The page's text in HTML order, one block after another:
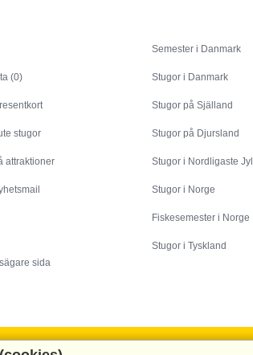
(0)
stugor
attraktioner
sida
Semester i Danmark
Stugor i Danmark
Stugor på Själland
Stugor på Djursland
Stugor i Nordligaste
Stugor i Norge
Fiskesemester i Norge
Stugor i Tyskland